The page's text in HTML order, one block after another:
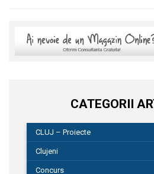
CATEGORII
CLUJ – Proiecte
Clujeni
Concurs